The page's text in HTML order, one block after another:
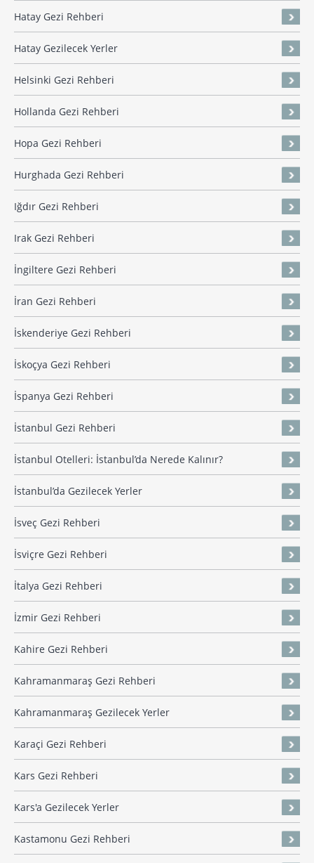
Hatay Gezi Rehberi
Hatay Gezilecek Yerler
Helsinki Gezi Rehberi
Hollanda Gezi Rehberi
Hopa Gezi Rehberi
Hurghada Gezi Rehberi
Iğdır Gezi Rehberi
Irak Gezi Rehberi
İngiltere Gezi Rehberi
İran Gezi Rehberi
İskenderiye Gezi Rehberi
İskoçya Gezi Rehberi
İspanya Gezi Rehberi
İstanbul Gezi Rehberi
İstanbul Otelleri: İstanbul’da Nerede Kalınır?
İstanbul’da Gezilecek Yerler
İsveç Gezi Rehberi
İsviçre Gezi Rehberi
İtalya Gezi Rehberi
İzmir Gezi Rehberi
Kahire Gezi Rehberi
Kahramanmaraş Gezi Rehberi
Kahramanmaraş Gezilecek Yerler
Karaçi Gezi Rehberi
Kars Gezi Rehberi
Kars'a Gezilecek Yerler
Kastamonu Gezi Rehberi